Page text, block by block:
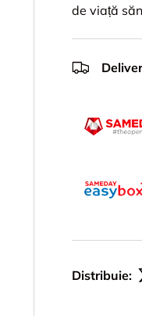
de viață
Distribuie: